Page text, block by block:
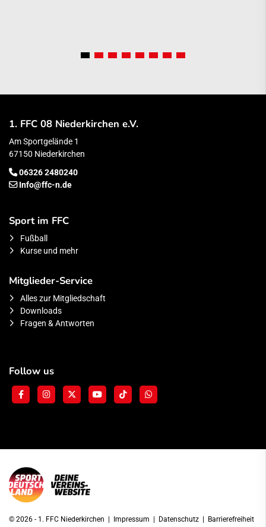
1. FFC 08 Niederkirchen e.V.
Am Sportgelände 1
67150 Niederkirchen
06326 2480240
Info@ffc-n.de
Sport im FFC
Fußball
Kurse und mehr
Mitglieder-Service
Alles zur Mitgliedschaft
Downloads
Fragen & Antworten
Follow us
© 2026 - 1. FFC Niederkirchen | Impressum | Datenschutz | Barrierefreiheit